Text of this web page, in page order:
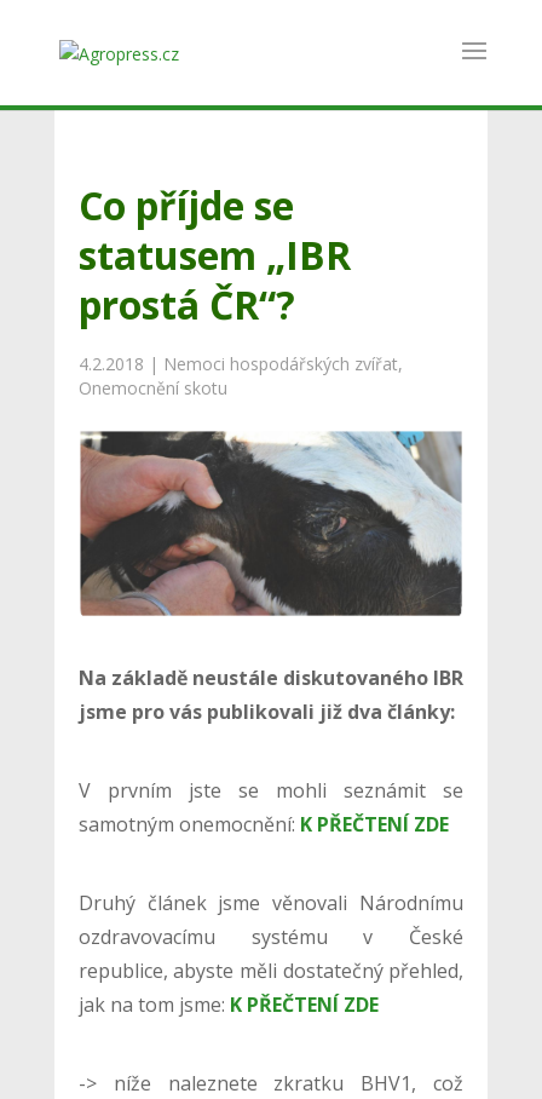
Co příjde se
statusem „IBR
prostá ČR“?
4.2.2018 | Nemoci hospodářských zvířat,
Onemocnění skotu
Na základě neustále diskutovaného IBR
jsme pro vás publikovali již dva články:
V prvním jste se mohli seznámit se
samotným onemocnění: K PŘEČTENÍ ZDE
Druhý článek jsme věnovali Národnímu
ozdravovacímu systému v České
republice, abyste měli dostatečný přehled,
jak na tom jsme: K PŘEČTENÍ ZDE
-> níže naleznete zkratku BHV1, což